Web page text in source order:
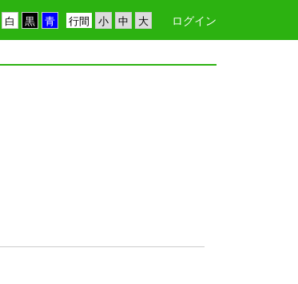
行間
ログイン